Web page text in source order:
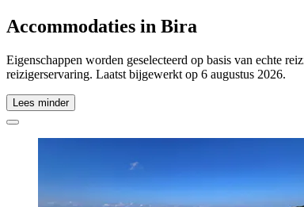
Accommodaties in Bira
Eigenschappen worden geselecteerd op basis van echte
reizigerservaring. Laatst bijgewerkt op 6 augustus 2026.
Lees minder